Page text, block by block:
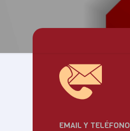
EMAIL Y TELÉFONO